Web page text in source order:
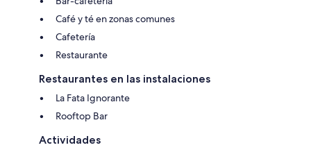
Café y té en zonas comunes
Cafetería
Restaurante
Restaurantes en las instalaciones
La Fata Ignorante
Rooftop Bar
Actividades